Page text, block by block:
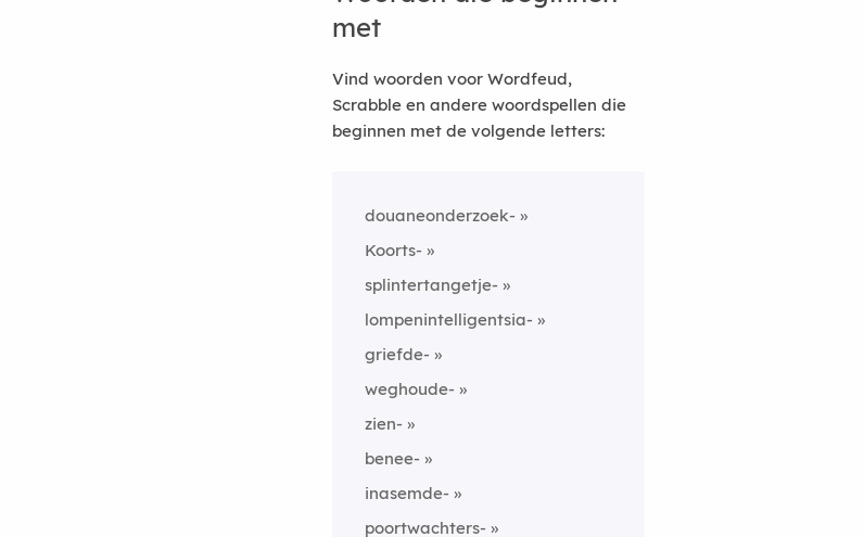
met
Vind woorden voor Wordfeud,
Scrabble en andere woordspellen die
beginnen met de volgende letters:
douaneonderzoek-
Koorts-
splintertangetje-
lompenintelligentsia-
griefde-
weghoude-
zien-
benee-
inasemde-
poortwachters-